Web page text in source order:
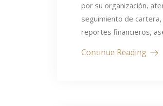
por su organización,
seguimiento de cartera,
reportes financieros,
Continue Reading